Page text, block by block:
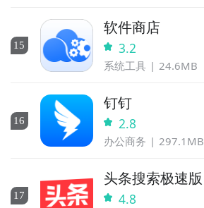
15
软件商店
3.2
系统工具 24.6MB
16
钉钉
2.8
办公商务 297.1MB
17
头条搜索极速版
4.8